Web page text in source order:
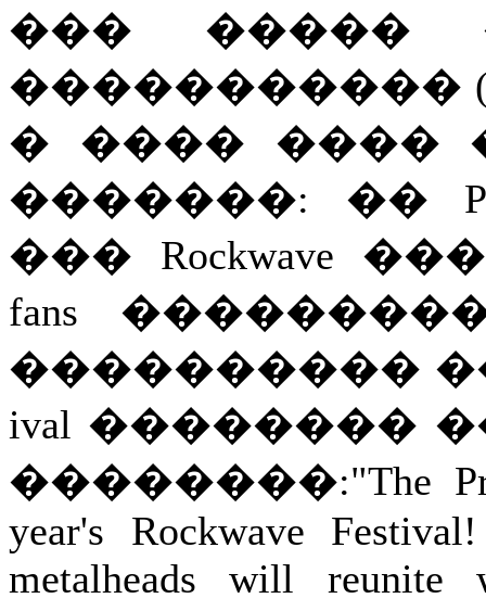
��� �����
�����������
� ���� ����
�������: ��
��� Rockwave
fans
����������
ival �������� ��
��������:"The
year's Rockwave
metalheads will